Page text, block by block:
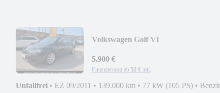
Volkswagen Golf VI
5.900 €
Finanzierung ab 52 € mtl.
Unfallfrei • EZ 09/2011 • 139.000 km • 77 kW (105 PS) •